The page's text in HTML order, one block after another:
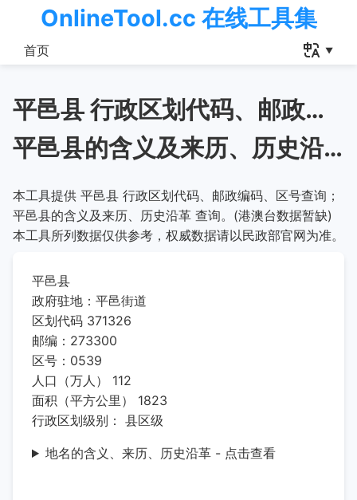
OnlineTool.cc 在线工具集
首页
平邑县 行政区划代码、邮政编码、区号查询
平邑县的含义及来历、历史沿革
本工具提供 平邑县 行政区划代码、邮政编码、区号查询；
平邑县的含义及来历、历史沿革 查询。(港澳台数据暂缺)
本工具所列数据仅供参考，权威数据请以民政部官网为准。
平邑县
政府驻地：平邑街道
区划代码 371326
邮编：273300
区号：0539
人口（万人） 112
面积（平方公里） 1823
行政区划级别： 县区级
地名的含义、来历、历史沿革 - 点击查看